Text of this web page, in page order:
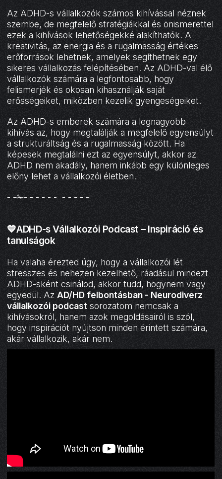
Az ADHD-s vállalkozók számos kihívással néznek
szembe, de megfelelő stratégiákkal és önismerettel
ezek a kihívások lehetőségekké alakíthatók. A
kreativitás, az energia és a rugalmasság értékes
erőforrások lehetnek, amelyek segíthetnek egy
sikeres vállalkozás felépítésében. Az ADHD-val élő
vállalkozók számára a legfontosabb, hogy
felismerjék és okosan kihasználják saját
erősségeiket, miközben kezelik gyengeségeiket.
Az ADHD-s emberek számára a legnagyobb
kihívás az, hogy megtalálják a megfelelő egyensúlyt
a strukturáltság és a rugalmasság között. Ha
képesek megtalálni ezt az egyensúlyt, akkor az
ADHD nem akadály, hanem inkább egy különleges
előny lehet a vállalkozói életben.
- -✁- - - - - - - - - - -
💙ADHD-s Vállalkozói Podcast – Inspiráció és
tanulságok
Ha valaha érezted úgy, hogy a vállalkozói lét
stresszes és nehezen kezelhető, ráadásul mindezt
ADHD-sként csinálod, akkor tudd, hogynem vagy
egyedül. AzAD/HD felbontásban - Neurodiverz
vállalkozói podcast sorozatom nemcsak a
kihívásokról, hanem azok megoldásairól is szól,
hogy inspirációt nyújtson minden érintett számára,
akár vállalkozik, akár nem.